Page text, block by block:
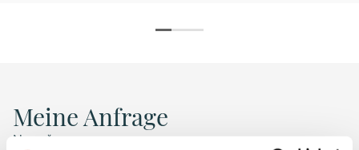
Meine Anfrage
Name *